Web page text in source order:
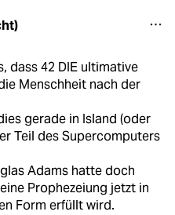
dass 42 DIE ultimative
Menschheit nach der
gerade in Island (oder
Teil des Supercomputers
Adams hatte doch
Prophezeiung jetzt in
Form erfüllt wird.